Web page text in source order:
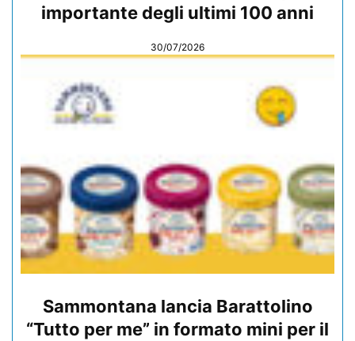
importante degli ultimi 100 anni
30/07/2026
Sammontana lancia Barattolino
“Tutto per me” in formato mini per il